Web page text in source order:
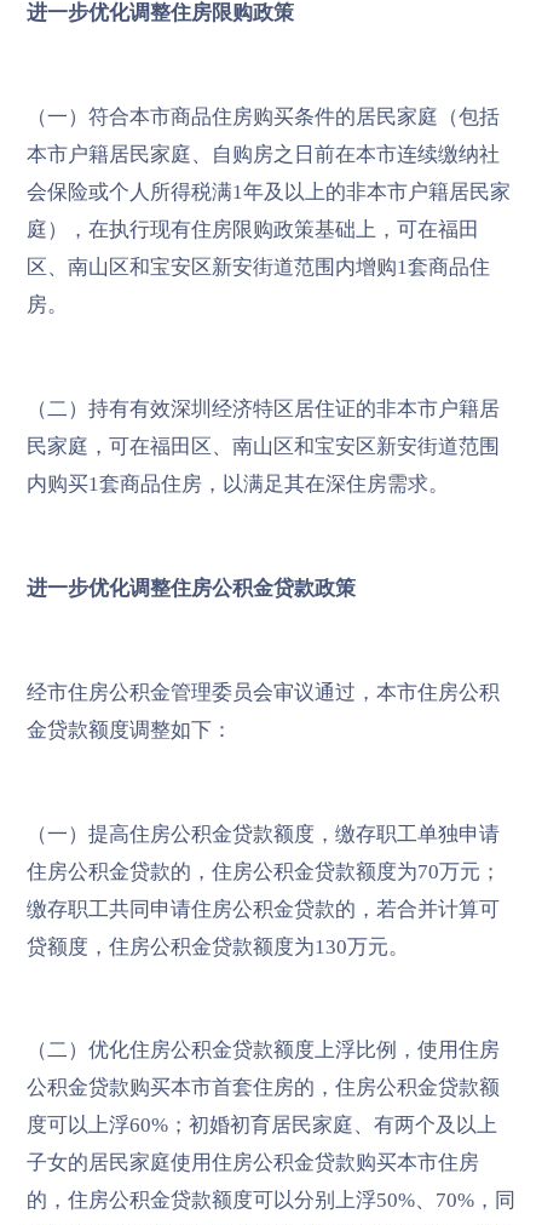
进一步优化调整住房限购政策
（一）符合本市商品住房购买条件的居民家庭（包括
本市户籍居民家庭、自购房之日前在本市连续缴纳社
会保险或个人所得税满1年及以上的非本市户籍居民家
庭），在执行现有住房限购政策基础上，可在福田
区、南山区和宝安区新安街道范围内增购1套商品住
房。
（二）持有有效深圳经济特区居住证的非本市户籍居
民家庭，可在福田区、南山区和宝安区新安街道范围
内购买1套商品住房，以满足其在深住房需求。
进一步优化调整住房公积金贷款政策
经市住房公积金管理委员会审议通过，本市住房公积
金贷款额度调整如下：
（一）提高住房公积金贷款额度，缴存职工单独申请
住房公积金贷款的，住房公积金贷款额度为70万元；
缴存职工共同申请住房公积金贷款的，若合并计算可
贷额度，住房公积金贷款额度为130万元。
（二）优化住房公积金贷款额度上浮比例，使用住房
公积金贷款购买本市首套住房的，住房公积金贷款额
度可以上浮60%；初婚初育居民家庭、有两个及以上
子女的居民家庭使用住房公积金贷款购买本市住房
的，住房公积金贷款额度可以分别上浮50%、70%，同